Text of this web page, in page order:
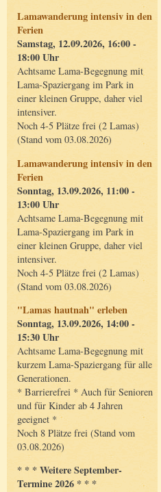
Lamawanderung intensiv in den
Ferien
Samstag, 12.09.2026, 16:00 -
18:00 Uhr
Achtsame Lama-Begegnung mit
Lama-Spaziergang im Park in
einer kleinen Gruppe, daher viel
intensiver.
Noch 4-5 Plätze frei (2 Lamas)
(Stand vom 03.08.2026)
Lamawanderung intensiv in den
Ferien
Sonntag, 13.09.2026, 11:00 -
13:00 Uhr
Achtsame Lama-Begegnung mit
Lama-Spaziergang im Park in
einer kleinen Gruppe, daher viel
intensiver.
Noch 4-5 Plätze frei (2 Lamas)
(Stand vom 03.08.2026)
"Lamas hautnah" erleben
Sonntag, 13.09.2026, 14:00 -
15:30 Uhr
Achtsame Lama-Begegnung mit
kurzem Lama-Spaziergang für alle
Generationen.
* Barrierefrei * Auch für Senioren
und für Kinder ab 4 Jahren
geeignet *
Noch 8 Plätze frei (Stand vom
03.08.2026)
* * * Weitere September-
Termine 2026 * * *